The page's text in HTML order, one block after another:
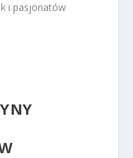
i pasjonatów